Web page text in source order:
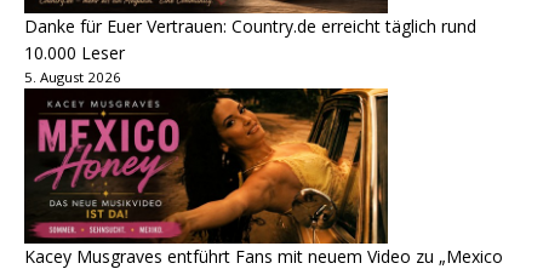
Danke für Euer Vertrauen: Country.de erreicht täglich rund
10.000 Leser
5. August 2026
Kacey Musgraves entführt Fans mit neuem Video zu „Mexico